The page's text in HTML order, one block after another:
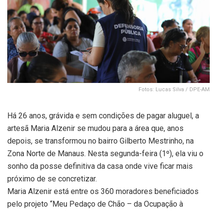
Fotos: Lucas Silva / DPE-AM
Há 26 anos, grávida e sem condições de pagar aluguel, a
artesã Maria Alzenir se mudou para a área que, anos
depois, se transformou no bairro Gilberto Mestrinho, na
Zona Norte de Manaus. Nesta segunda-feira (1º), ela viu o
sonho da posse definitiva da casa onde vive ficar mais
próximo de se concretizar.
Maria Alzenir está entre os 360 moradores beneficiados
pelo projeto “Meu Pedaço de Chão – da Ocupação à